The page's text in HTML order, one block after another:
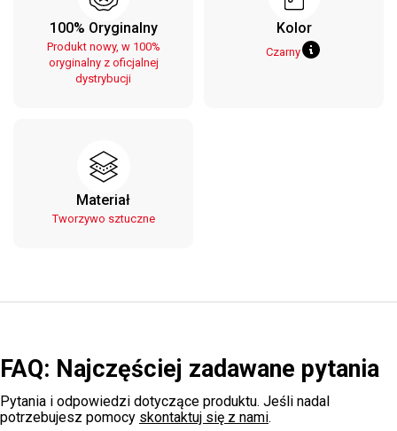
100% Oryginalny
Produkt nowy, w 100%
oryginalny z oficjalnej
dystrybucji
Kolor
Czarny
Materiał
Tworzywo sztuczne
FAQ: Najczęściej zadawane pytania
Pytania i odpowiedzi dotyczące produktu. Jeśli nadal
potrzebujesz pomocy skontaktuj się z nami.